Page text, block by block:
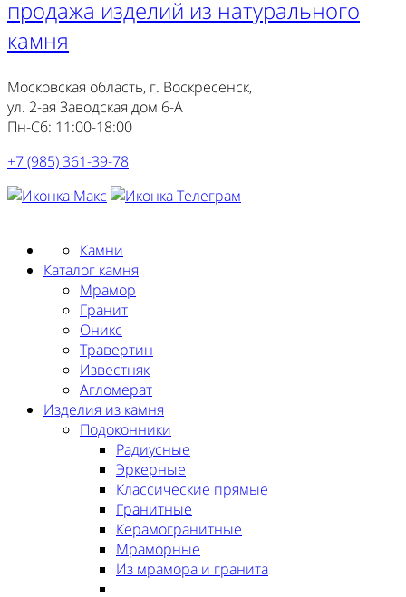
Московская область, г. Воскресенск,
ул. 2-ая Заводская дом 6-А
Пн-Сб: 11:00-18:00
+7 (985) 361-39-78
Камни
Каталог камня
Мрамор
Гранит
Оникс
Травертин
Известняк
Агломерат
Изделия из камня
Подоконники
Радиусные
Эркерные
Классические прямые
Гранитные
Керамогранитные
Мраморные
Из мрамора и гранита